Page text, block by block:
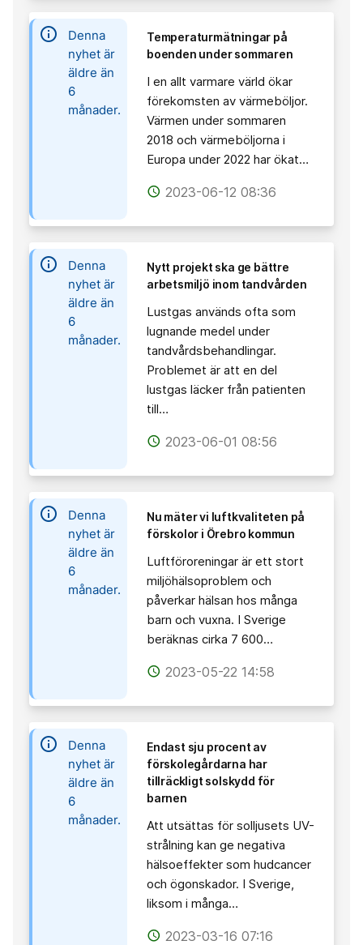
information
Denna
nyhet är
äldre än
6
månader.
Temperaturmätningar på
boenden under sommaren
I en allt varmare värld ökar
förekomsten av värmeböljor.
Värmen under sommaren
2018 och värmeböljorna i
Europa under 2022 har ökat…
access_time 2023-06-12 08:36
information
Denna
nyhet är
äldre än
6
månader.
Nytt projekt ska ge bättre
arbetsmiljö inom tandvården
Lustgas används ofta som
lugnande medel under
tandvårdsbehandlingar.
Problemet är att en del
lustgas läcker från patienten
till…
access_time 2023-06-01 08:56
information
Denna
nyhet är
äldre än
6
månader.
Nu mäter vi luftkvaliteten på
förskolor i Örebro kommun
Luftföroreningar är ett stort
miljöhälsoproblem och
påverkar hälsan hos många
barn och vuxna. I Sverige
beräknas cirka 7 600…
access_time 2023-05-22 14:58
information
Denna
nyhet är
äldre än
6
månader.
Endast sju procent av
förskolegårdarna har
tillräckligt solskydd för
barnen
Att utsättas för solljusets UV-
strålning kan ge negativa
hälsoeffekter som hudcancer
och ögonskador. I Sverige,
liksom i många…
access_time 2023-03-16 07:16